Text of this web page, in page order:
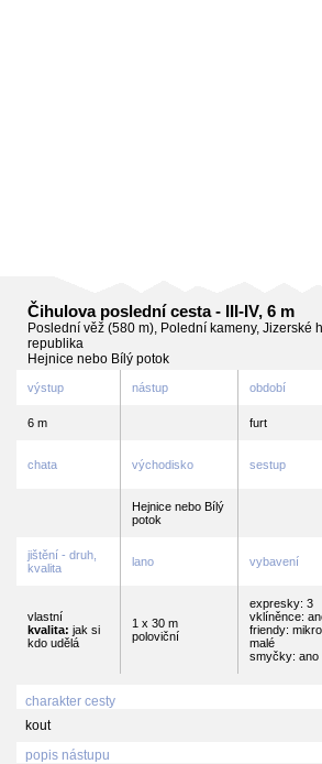
Čihulova poslední cesta - III-IV, 6 m
Poslední věž (580 m), Polední kameny, Jizerské
republika
Hejnice nebo Bílý potok
výstup nástup období
6 m furt
chata východisko sestup
Hejnice nebo Bílý
potok
jištění - druh,
kvalita
lano vybavení
vlastní
kvalita: jak si
kdo udělá
1 x 30 m
poloviční
expresky: 3
vklíněnce:
friendy:
malé
smyčky: ano
charakter cesty
kout
popis nástupu